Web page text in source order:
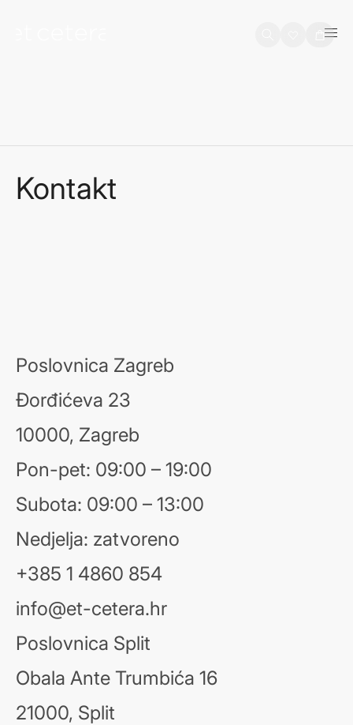
Košarica
Kontakt
Poslovnica Zagreb
Đorđićeva 23
10000, Zagreb
Pon-pet: 09:00 – 19:00
Subota: 09:00 – 13:00
Nedjelja: zatvoreno
+385 1 4860 854
info@et-cetera.hr
Poslovnica Split
Obala Ante Trumbića 16
21000, Split